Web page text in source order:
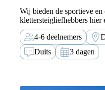
Wij bieden de sportieve en
klettersteigliefhebbers hier
hoogalpien
Oostenrijk en Duitsland.
4-6 deelnemers
Duits
3 dagen